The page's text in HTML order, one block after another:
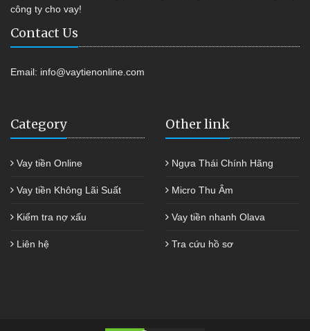
công ty cho vay!
Contact Us
Email: info@vaytienonline.com
Category
Vay tiền Online
Vay tiền Không Lãi Suất
Kiểm tra nợ xấu
Liên hệ
Other link
Ngựa Thái Chính Hãng
Micro Thu Âm
Vay tiền nhanh Olava
Tra cứu hồ sơ